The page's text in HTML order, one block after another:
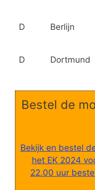
D Berlijn
D Dortmund
Bestel de
Bekijk en bestel
het EK 2024
22.00 uur